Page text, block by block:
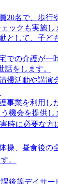
20名で、歩行
ックも実施し
として、子ど
での介護が一
話をします。
掃活動や講演
事業を利用し
機会を提供し
時に必要な方
操、昼食後の
。